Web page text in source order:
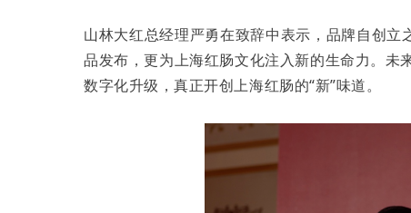
山林大红总经理严勇在致辞中表示，品牌自创
品发布，更为上海红肠文化注入新的生命力。未
数字化升级，真正开创上海红肠的“新”味道。